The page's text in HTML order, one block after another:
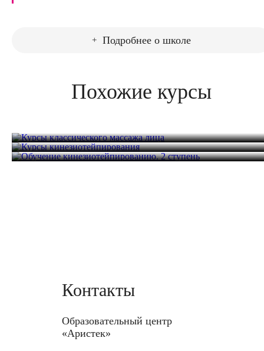
Подробнее о школе
Похожие курсы
16 часов 18 000 руб.
Курсы кинезиотейпирования
Обучение кинезиотейпированию. 2 ступень
Контакты
Образовательный центр
«Аристек»